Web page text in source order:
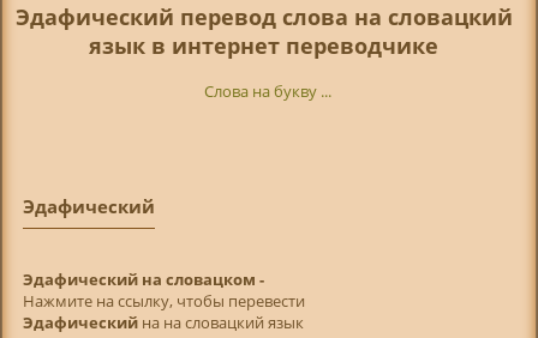
Эдафический перевод слова на словацкий
язык в интернет переводчике
Слова на букву ...
Эдафический
Эдафический на словацком -
Нажмите на ссылку, чтобы перевести
Эдафическийна на словацкий язык